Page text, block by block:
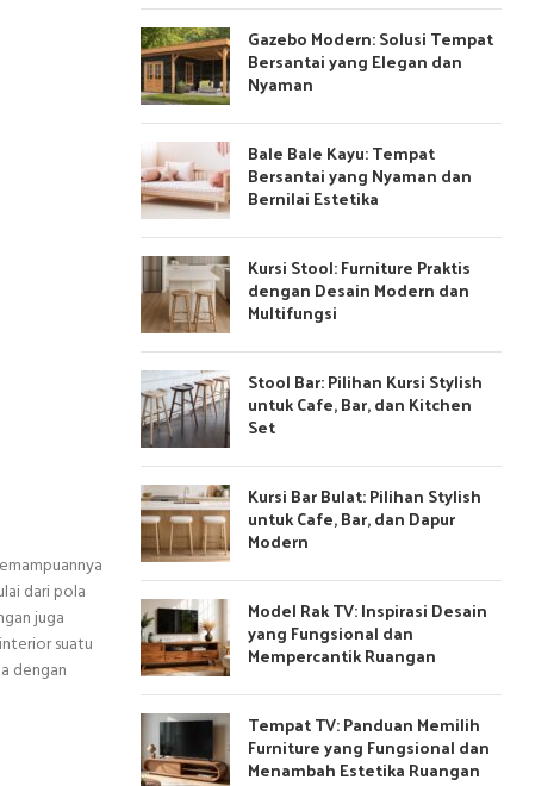
dari pola
juga
suatu
dengan
Gazebo Modern: Solusi Tempat
Bersantai yang Elegan dan
Nyaman
Bale Bale Kayu: Tempat
Bersantai yang Nyaman dan
Bernilai Estetika
Kursi Stool: Furniture Praktis
dengan Desain Modern dan
Multifungsi
Stool Bar: Pilihan Kursi Stylish
untuk Cafe, Bar, dan Kitchen
Set
Kursi Bar Bulat: Pilihan Stylish
untuk Cafe, Bar, dan Dapur
Modern
Model Rak TV: Inspirasi Desain
yang Fungsional dan
Mempercantik Ruangan
Tempat TV: Panduan Memilih
Furniture yang Fungsional dan
Menambah Estetika Ruangan